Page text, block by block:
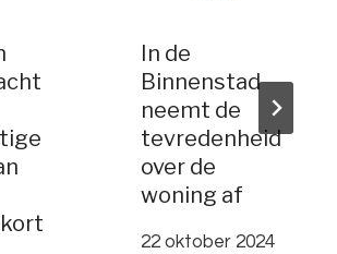
In de
Binnenstad
neemt de
tevredenheid
over de
woning af
22 oktober 2024